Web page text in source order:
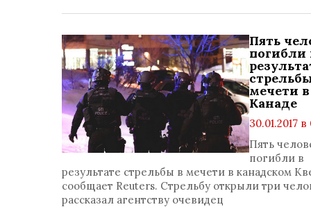
Пять
погибли
мечети в
Канаде
30.01.2017 в
0
Пять
погибли в
результате стрельбы в мечети в канадском
сообщает Reuters. Стрельбу открыли три
рассказал агентству очевидец